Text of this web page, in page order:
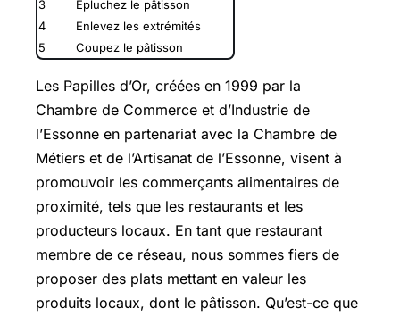
3
Épluchez le pâtisson
4
Enlevez les extrémités
5
Coupez le pâtisson
Les Papilles d’Or, créées en 1999 par la
Chambre de Commerce et d’Industrie de
l’Essonne en partenariat avec la Chambre de
Métiers et de l’Artisanat de l’Essonne, visent à
promouvoir les commerçants alimentaires de
proximité, tels que les restaurants et les
producteurs locaux. En tant que restaurant
membre de ce réseau, nous sommes fiers de
proposer des plats mettant en valeur les
produits locaux, dont le pâtisson. Qu’est-ce que